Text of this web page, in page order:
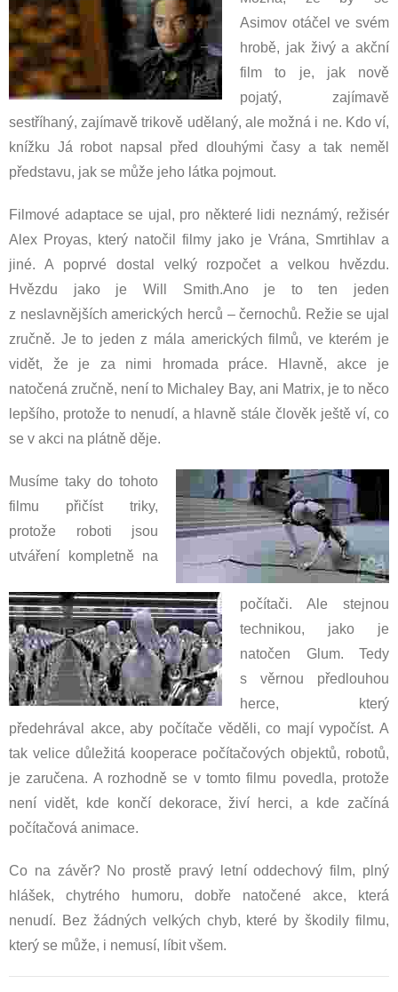
Asimov otáčel ve svém
hrobě, jak živý a akční
film to je, jak nově
pojatý, zajímavě
sestříhaný, zajímavě trikově udělaný, ale možná i ne. Kdo ví,
knížku Já robot napsal před dlouhými časy a tak neměl
představu, jak se může jeho látka pojmout.
Filmové adaptace se ujal, pro některé lidi neznámý, režisér
Alex Proyas, který natočil filmy jako je Vrána, Smrtihlav a
jiné. A poprvé dostal velký rozpočet a velkou hvězdu.
Hvězdu jako je Will Smith.Ano je to ten jeden
z neslavnějších amerických herců – černochů. Režie se ujal
zručně. Je to jeden z mála amerických filmů, ve kterém je
vidět, že je za nimi hromada práce. Hlavně, akce je
natočená zručně, není to Michaley Bay, ani Matrix, je to něco
lepšího, protože to nenudí, a hlavně stále člověk ještě ví, co
se v akci na plátně děje.
Musíme taky do tohoto
filmu přičíst triky,
protože roboti jsou
utváření kompletně na
počítači. Ale stejnou
technikou, jako je
natočen Glum. Tedy
s věrnou předlouhou
herce, který
předehrával akce, aby počítače věděli, co mají vypočíst. A
tak velice důležitá kooperace počítačových objektů, robotů,
je zaručena. A rozhodně se v tomto filmu povedla, protože
není vidět, kde končí dekorace, živí herci, a kde začíná
počítačová animace.
Co na závěr? No prostě pravý letní oddechový film, plný
hlášek, chytrého humoru, dobře natočené akce, která
nenudí. Bez žádných velkých chyb, které by škodily filmu,
který se může, i nemusí, líbit všem.